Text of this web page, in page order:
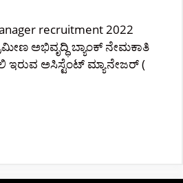
recruitment 2022
ಅಭಿವೃದ್ಧಿ ಬ್ಯಾಂಕ್ ನೇಮಕಾತಿ
ಇರುವ ಅಸಿಸ್ಟೆಂಟ್ ಮ್ಯಾನೇಜರ್ (